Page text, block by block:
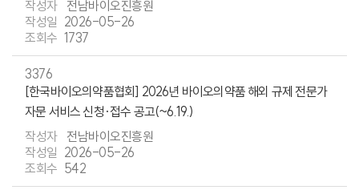
전남바이오진흥원
2026-05-26
1737
3376
[한국바이오의약품협회] 2026년 바이오의약품 해외 규제 전문가
자문 서비스 신청·접수 공고(~6.19.)
전남바이오진흥원
2026-05-26
542